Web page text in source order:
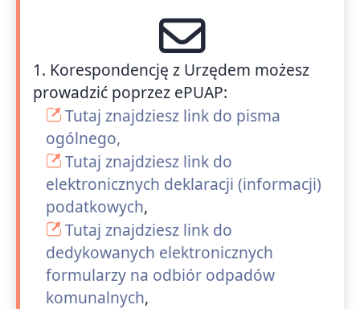
1. Korespondencję z Urzędem możesz
prowadzić poprzez ePUAP:
Tutaj znajdziesz link do pisma
ogólnego,
Tutaj znajdziesz link do
elektronicznych deklaracji (informacji)
podatkowych,
Tutaj znajdziesz link do
dedykowanych elektronicznych
formularzy na odbiór odpadów
komunalnych,